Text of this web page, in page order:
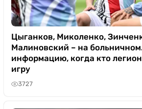
Цыганков, Миколенко,
Малиновский – на
информацию, когда кто
игру
3727